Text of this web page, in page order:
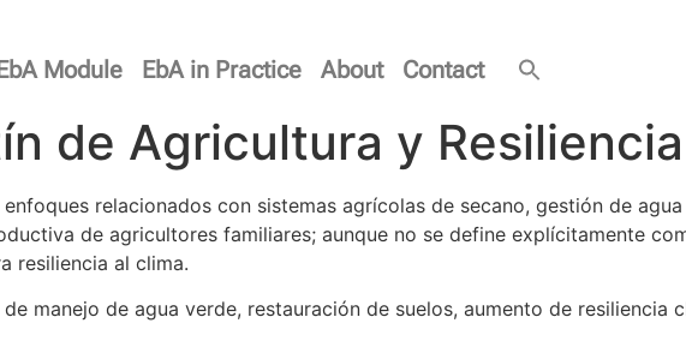
Module EbA in Practice About Contact
de Agricultura y Resiliencia
relacionados con sistemas agrícolas de secano, gestión de
de agricultores familiares; aunque no se define explícitamente
resiliencia al clima.
manejo de agua verde, restauración de suelos, aumento de resiliencia